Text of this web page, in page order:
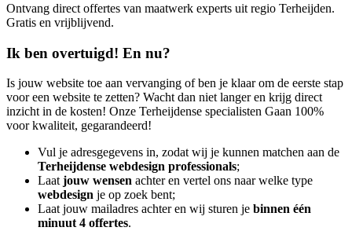
Ontvang direct offertes van maatwerk experts uit regio Terheijden.
Gratis en vrijblijvend.
Ik ben overtuigd! En nu?
Is jouw website toe aan vervanging of ben je klaar om de eerste stap
voor een website te zetten? Wacht dan niet langer en krijg direct
inzicht in de kosten! Onze Terheijdense specialisten Gaan 100%
voor kwaliteit, gegarandeerd!
Vul je adresgegevens in, zodat wij je kunnen matchen aan de
Terheijdense webdesign professionals;
Laat jouw wensen achter en vertel ons naar welke type
webdesign je op zoek bent;
Laat jouw mailadres achter en wij sturen je binnen één
minuut 4 offertes.